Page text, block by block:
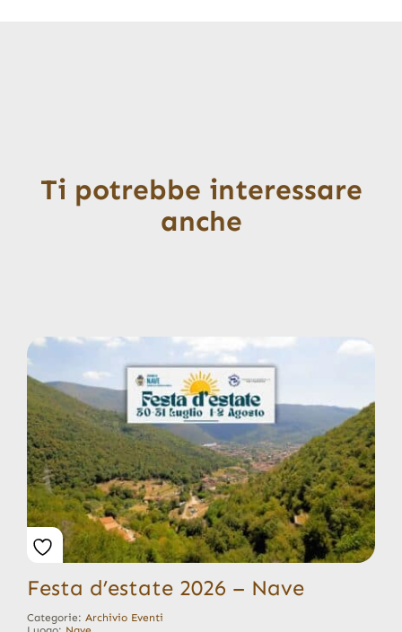
Ti potrebbe interessare
anche
Festa d’estate 2026 – Nave
Categorie: Archivio Eventi